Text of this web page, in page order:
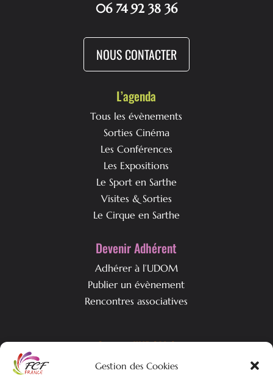
Gestion des Cookies
06 74 92 38 36
NOUS CONTACTER
L’agenda
Tous les évènements
Sorties Cinéma
Les Conférences
Les Expositions
Le Sport en Sarthe
Visites & Sorties
Le Cirque en Sarthe
Devenir Adhérent
Adhérer à l’UDOM
Publier un évènement
Rencontres associatives
Qui est l’UDOM ?
L’association & ses objectifs